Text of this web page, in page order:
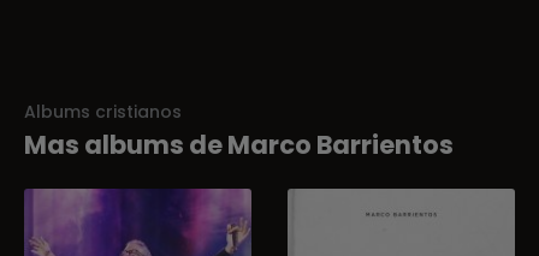
Albums cristianos
Mas albums de Marco Barrientos